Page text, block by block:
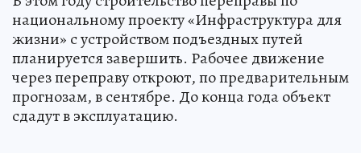
национальному проекту «Инфраструктура для
жизни» с устройством подъездных путей
планируется завершить. Рабочее движение
через переправу откроют, по предварительным
прогнозам, в сентябре. До конца года объект
сдадут в эксплуатацию.